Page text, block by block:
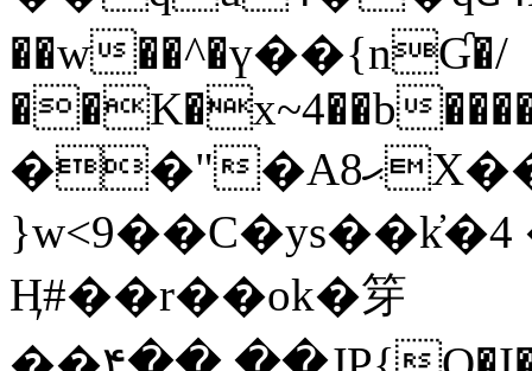
��w��^�ү��{nƓ�/
��K�x~4��b
��"�Aޙ8X��M��K�D
}w<9��C�ys��k҆�޼� :���4�� 4�E0���oӮ�
Ӊ#��r��ok�笌